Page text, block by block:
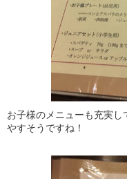
お子様のメニューも充実
やすそうですね！